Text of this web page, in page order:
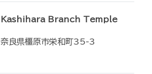
Kashihara Branch Temple
奈良県橿原市栄和町35-3